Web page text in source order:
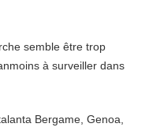
semble être trop
à surveiller dans
Bergame Genoa